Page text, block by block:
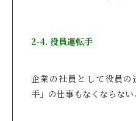
2-4. 役員運転手
企業の社員として役員
手」の仕事もなくならない